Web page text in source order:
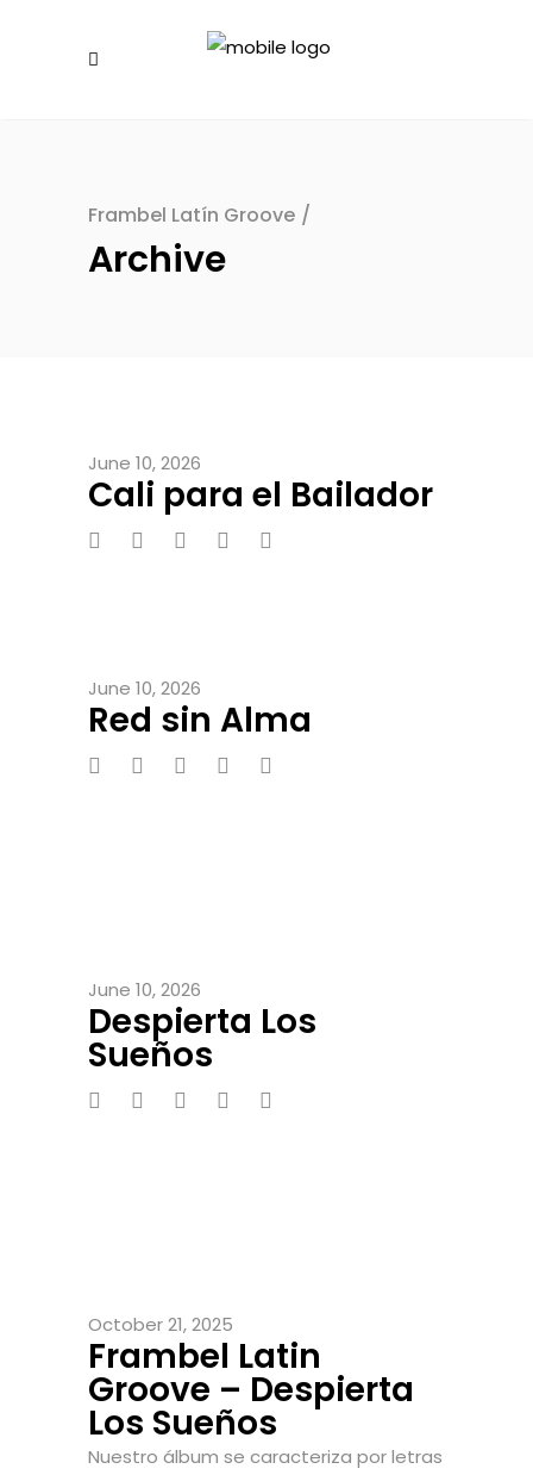
Frambel Latín Groove /
Archive
June 10, 2026
Cali para el Bailador
June 10, 2026
Red sin Alma
June 10, 2026
Despierta Los
Sueños
October 21, 2025
Frambel Latin
Groove – Despierta
Los Sueños
Nuestro álbum se caracteriza por letras